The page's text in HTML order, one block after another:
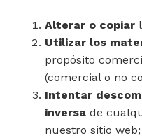
Alterar o copiar
Utilizar los
propósito
(comercial o no
Intentar
inversa de
nuestro sitio web;